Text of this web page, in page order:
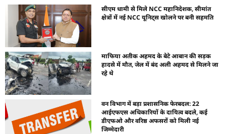
सीएम धामी से मिले NCC महानिदेशक, सीमांत
क्षेत्रों में नई NCC यूनिट्स खोलने पर बनी सहमति
माफिया अतीक अहमद के बेटे आबान की सड़क
हादसे में मौत, जेल में बंद अली अहमद से मिलने जा
रहे थे
वन विभाग में बड़ा प्रशासनिक फेरबदल: 22
आईएफएस अधिकारियों के दायित्व बदले, कई
डीएफओ और वरिष्ठ अफसरों को मिली नई
जिम्मेदारी